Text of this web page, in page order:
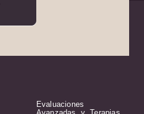
Evaluaciones